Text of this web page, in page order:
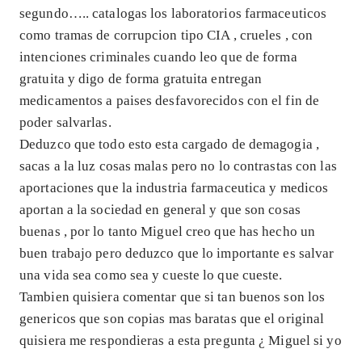
segundo….. catalogas los laboratorios farmaceuticos
como tramas de corrupcion tipo CIA , crueles , con
intenciones criminales cuando leo que de forma
gratuita y digo de forma gratuita entregan
medicamentos a paises desfavorecidos con el fin de
poder salvarlas.
Deduzco que todo esto esta cargado de demagogia ,
sacas a la luz cosas malas pero no lo contrastas con las
aportaciones que la industria farmaceutica y medicos
aportan a la sociedad en general y que son cosas
buenas , por lo tanto Miguel creo que has hecho un
buen trabajo pero deduzco que lo importante es salvar
una vida sea como sea y cueste lo que cueste.
Tambien quisiera comentar que si tan buenos son los
genericos que son copias mas baratas que el original
quisiera me respondieras a esta pregunta ¿ Miguel si yo